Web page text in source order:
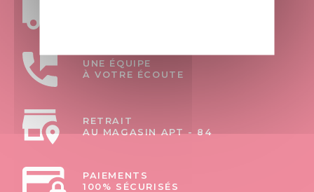
UNE ÉQUIPE
À VOTRE ÉCOUTE
RETRAIT
AU MAGASIN APT - 84
PAIEMENTS
100% SÉCURISÉS